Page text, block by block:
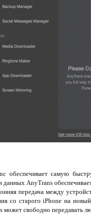
обеспечивает самую
данных AnyTrans
передача между
со старого iPhone на
может свободно передавать